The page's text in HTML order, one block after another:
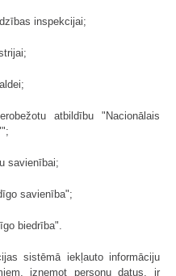
inspekcijai;
atbildību "Nacionālais
savienībai;
savienība";
biedrība".
sistēmā iekļauto informāciju
izņemot personu datus, ir